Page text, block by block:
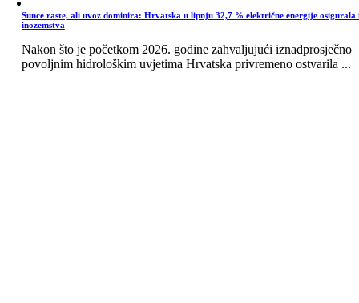
Sunce raste, ali uvoz dominira: Hrvatska u lipnju 32,7 % električne energije osigurala
inozemstva
Nakon što je početkom 2026. godine zahvaljujući iznadprosječno
povoljnim hidrološkim uvjetima Hrvatska privremeno ostvarila ...